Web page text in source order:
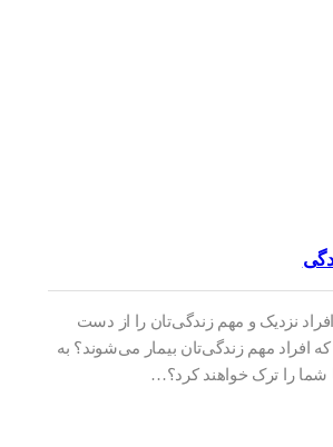
نزدیک و مهم زندگی‌تان را از دست
افراد مهم زندگی‌تان بیمار می‌شوند؟ به
را ترک خواهند کرد؟…